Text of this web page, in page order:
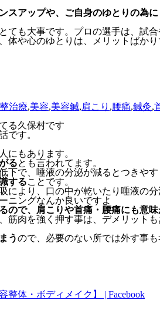
アップや、ご自身のゆとりの為
も大事です。プロの選手は、試
や心のゆとりは、メリットばかり
治療,美容,美容鍼,肩こり ,腰痛,鍼灸,
る久保村です
です。
にもあります。
るとも言われてます。
で、唾液の分泌が減るとつきやす
することです。
より、口の中が乾いたり唾液の
ニングなんか良いですよ
で、肩こりや首痛・腰痛にも意味
肉を強く押す事は、デメリットも
うので、必要のない所では外す事
体・ボディメイク】 | Facebook